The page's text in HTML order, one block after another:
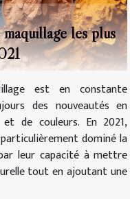
les plus
est en constante
des nouveautés en
de couleurs. En 2021,
dominé la
leur capacité à mettre
tout en ajoutant une